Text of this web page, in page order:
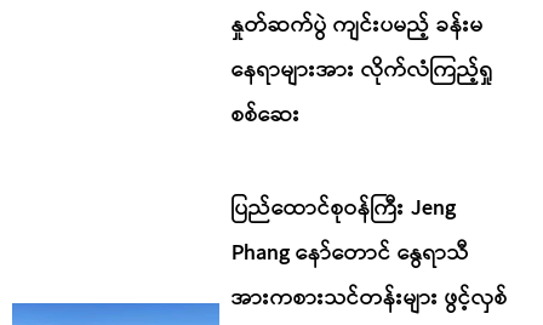
နှုတ်ဆက်ပွဲ ကျင်းပမည့် ခန်းမ
နေရာများအား လိုက်လံကြည့်ရှု
စစ်ဆေး
ပြည်ထောင်စုဝန်ကြီး Jeng
Phang နော်တောင် နွေရာသီ
အားကစားသင်တန်းများ ဖွင့်လှစ်